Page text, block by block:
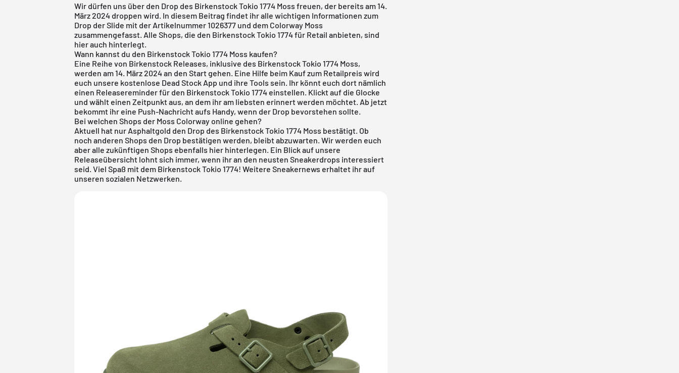
Wir dürfen uns über den Drop des Birkenstock Tokio 1774 Moss freuen, der bereits am 14.
März 2024 droppen wird. In diesem Beitrag findet ihr alle wichtigen Informationen zum
Drop der Slide mit der Artikelnummer 1026377 und dem Colorway Moss
zusammengefasst. Alle Shops, die den Birkenstock Tokio 1774 für Retail anbieten, sind
hier auch hinterlegt.
Wann kannst du den Birkenstock Tokio 1774 Moss kaufen?
Eine Reihe von Birkenstock Releases, inklusive des Birkenstock Tokio 1774 Moss,
werden am 14. März 2024 an den Start gehen. Eine Hilfe beim Kauf zum Retailpreis wird
euch unsere kostenlose Dead Stock App und ihre Tools sein. Ihr könnt euch dort nämlich
einen Releasereminder für den Birkenstock Tokio 1774 einstellen. Klickt auf die Glocke
und wählt einen Zeitpunkt aus, an dem ihr am liebsten erinnert werden möchtet. Ab jetzt
bekommt ihr eine Push-Nachricht aufs Handy, wenn der Drop bevorstehen sollte.
Bei welchen Shops der Moss Colorway online gehen?
Aktuell hat nur Asphaltgold den Drop des Birkenstock Tokio 1774 Moss bestätigt. Ob
noch anderen Shops den Drop bestätigen werden, bleibt abzuwarten. Wir werden euch
aber alle zukünftigen Shops ebenfalls hier hinterlegen. Ein Blick auf unsere
Releaseübersicht lohnt sich immer, wenn ihr an den neusten Sneakerdrops interessiert
seid. Viel Spaß mit dem Birkenstock Tokio 1774! Weitere Sneakernews erhaltet ihr auf
unseren sozialen Netzwerken.